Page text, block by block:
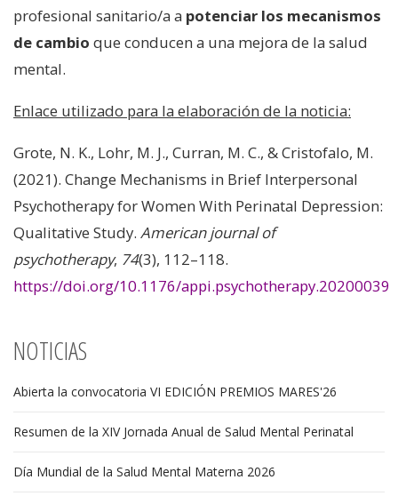
profesional sanitario/a a potenciar los mecanismos
de cambio que conducen a una mejora de la salud
mental.
Enlace utilizado para la elaboración de la noticia:
Grote, N. K., Lohr, M. J., Curran, M. C., & Cristofalo, M.
(2021). Change Mechanisms in Brief Interpersonal
Psychotherapy for Women With Perinatal Depression:
Qualitative Study. American journal of
psychotherapy, 74(3), 112–118.
https://doi.org/10.1176/appi.psychotherapy.20200039
NOTICIAS
Abierta la convocatoria VI EDICIÓN PREMIOS MARES'26
Resumen de la XIV Jornada Anual de Salud Mental Perinatal
Día Mundial de la Salud Mental Materna 2026